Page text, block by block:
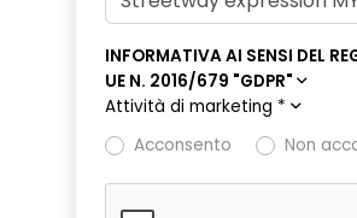
INFORMATIVA AI SENSI DEL
UE N. 2016/679 "GDPR"
Attività di marketing *
Acconsento
Non